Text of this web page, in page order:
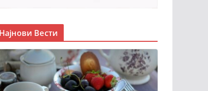
Најнови Вести